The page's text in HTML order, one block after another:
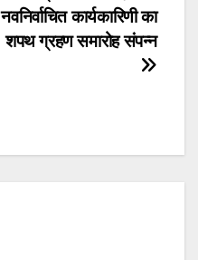
नवनिर्वाचित कार्यकारिणी का
शपथ ग्रहण समारोह संपन्न